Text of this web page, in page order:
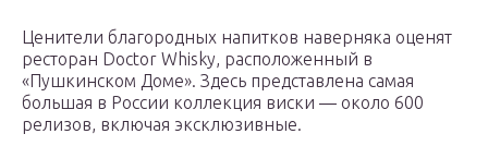
Ценители благородных напитков наверняка оценят
ресторан Doctor Whisky, расположенный в
«Пушкинском Доме». Здесь представлена самая
большая в России коллекция виски — около 600
релизов, включая эксклюзивные.